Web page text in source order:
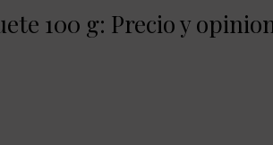
100 g: Precio y